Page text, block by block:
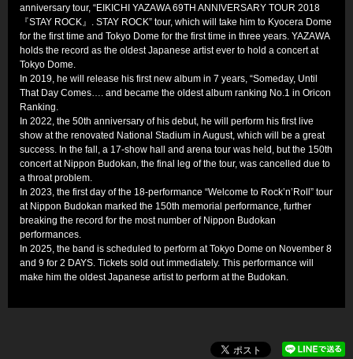
anniversary tour, “EIKICHI YAZAWA 69TH ANNIVERSARY TOUR 2018
『STAY ROCK』. STAY ROCK” tour, which will take him to Kyocera Dome
for the first time and Tokyo Dome for the first time in three years. YAZAWA
holds the record as the oldest Japanese artist ever to hold a concert at
Tokyo Dome.
In 2019, he will release his first new album in 7 years, “Someday, Until
That Day Comes…. and became the oldest album ranking No.1 in Oricon
Ranking.
In 2022, the 50th anniversary of his debut, he will perform his first live
show at the renovated National Stadium in August, which will be a great
success. In the fall, a 17-show hall and arena tour was held, but the 150th
concert at Nippon Budokan, the final leg of the tour, was cancelled due to
a throat problem.
In 2023, the first day of the 18-performance “Welcome to Rock’n’Roll” tour
at Nippon Budokan marked the 150th memorial performance, further
breaking the record for the most number of Nippon Budokan
performances.
In 2025, the band is scheduled to perform at Tokyo Dome on November 8
and 9 for 2 DAYS. Tickets sold out immediately. This performance will
make him the oldest Japanese artist to perform at the Budokan.